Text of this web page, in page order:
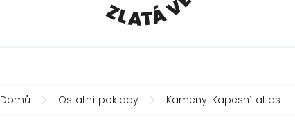
Domů Ostatní poklady Kameny: Kapesní atlas